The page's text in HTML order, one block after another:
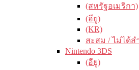
(สหรัฐอเมริกา)
(อียู)
(KR)
สะสม / ไม่ได้ส
Nintendo 3DS
(อียู)